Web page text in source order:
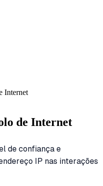
Internet
de Internet
de confiança e
IP nas interações